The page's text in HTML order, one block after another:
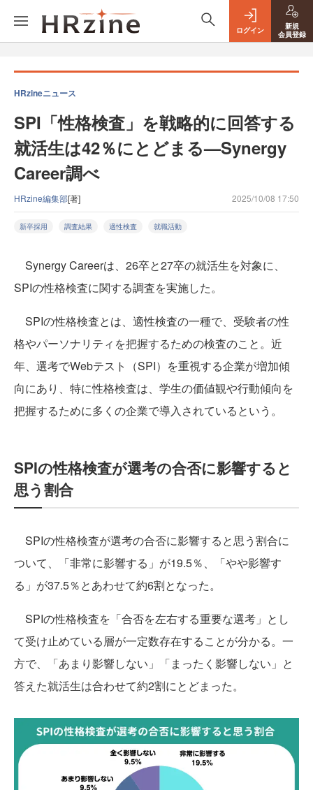
ログイン
新規
会員登録
HRzineニュース
SPI「性格検査」を戦略的に回答する
就活生は42％にとどまる—Synergy
Career調べ
HRzine編集部[著] 2025/10/08 17:50
新卒採用 調査結果 適性検査 就職活動
Synergy Careerは、26卒と27卒の就活生を対象に、
SPIの性格検査に関する調査を実施した。
SPIの性格検査とは、適性検査の一種で、受験者の性
格やパーソナリティを把握するための検査のこと。近
年、選考でWebテスト（SPI）を重視する企業が増加傾
向にあり、特に性格検査は、学生の価値観や行動傾向を
把握するために多くの企業で導入されているという。
SPIの性格検査が選考の合否に影響すると
思う割合
SPIの性格検査が選考の合否に影響すると思う割合に
ついて、「非常に影響する」が19.5％、「やや影響す
る」が37.5％とあわせて約6割となった。
SPIの性格検査を「合否を左右する重要な選考」とし
て受け止めている層が一定数存在することが分かる。一
方で、「あまり影響しない」「まったく影響しない」と
答えた就活生は合わせて約2割にとどまった。